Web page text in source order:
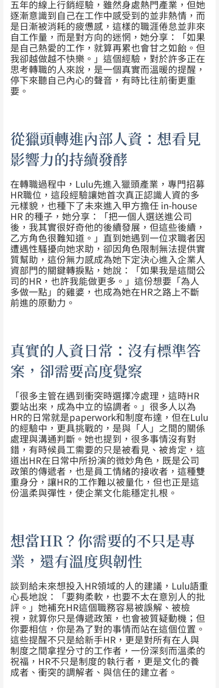
五年的線上行銷經驗，雖然身處熱門產業，但她
逐漸意識到自己在工作中感受到的並非熱情，而
是日漸被消耗的疲憊感，這樣的職涯倦怠並非來
自工作量，而是對方向的迷惘，她分享：「如果
是自己熱愛的工作，就算再累也會甘之如飴。但
我卻越做越不快樂。」這個經驗，對於許多正在
思考轉職的人來說，是一個真實而溫暖的提醒，
停下來聽自己內心的聲音，有時比往前衝更重
要。
從獵頭轉進內部人資：想看見
影響力的持續發酵
在轉職過程中，Lulu先進入獵頭產業，專門招募
HR職位，這段經驗讓她首次真正認識人資的多
元樣貌，也種下了未來進入甲方擔任 in-house
HR 的種子，她分享：「把一個人選送進公司
後，我其實很好奇他的後續發展，但這些後續，
乙方角色很難知道。」直到她遇到一位求職者因
遭遇性騷擾向她求助，卻因角色限制無法提供實
質幫助，這份無力感成為她下定決心進入企業人
資部門的關鍵轉捩點，她說：「如果我是這間公
司的HR，也許我能做更多。」這份想要「為人
多做一點」的雞婆，也成為她在HR之路上不斷
前進的原動力。
真實的人資日常：沒有標準答
案，卻需要高度覺察
「很多主管在遇到衝突時選擇冷處理，這時HR
要站出來，成為中立的協調者。」很多人以為
HR的日常就是paperwork和制度布達，但在Lulu
的經驗中，更具挑戰的，是與「人」之間的關係
處理與溝通判斷。她也提到，很多事情沒有對
錯，有時候員工需要的只是被看見、被肯定，這
道出HR在日常中所扮演的微妙角色，既是公司
政策的傳遞者，也是員工情緒的接收者，這種雙
重身分，讓HR的工作難以被量化，但也正是這
份溫柔與彈性，使企業文化能穩定扎根。
想當HR？你需要的不只是專
業，還有溫度與韌性
談到給未來想投入HR領域的人的建議，Lulu語重
心長地說：「要夠柔軟，也要不太在意別人的批
評。」她補充HR這個職務容易被誤解、被檢
視，就算你只是傳遞政策，也會被質疑動機；但
你要相信，你是為了對的事情而站在這個位置。
這些提醒不只是給新手HR，更是對所有在人與
制度之間拿捏分寸的工作者，一份深刻而溫柔的
祝福，HR不只是制度的執行者，更是文化的養
成者、衝突的調解者、與信任的建立者。